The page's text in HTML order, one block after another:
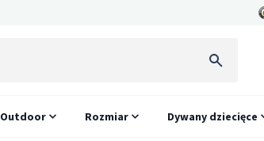
Outdoor Rozmiar Dywany dziecięce